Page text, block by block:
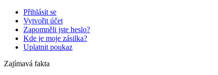
Přihlásit se
Vytvořit účet
Zapomněli jste heslo?
Kde je moje zásilka?
Uplatnit poukaz
Zajímavá fakta